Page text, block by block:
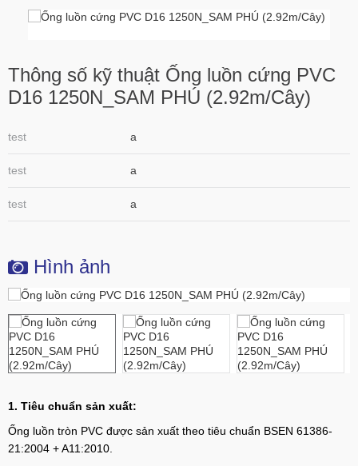
Thông số kỹ thuật Ống luồn cứng PVC
D16 1250N_SAM PHÚ (2.92m/Cây)
test a
test a
test a
Hình ảnh
1. Tiêu chuẩn sản xuất:
Ống luồn tròn PVC được sản xuất theo tiêu chuẩn BSEN 61386-
21:2004 + A11:2010.